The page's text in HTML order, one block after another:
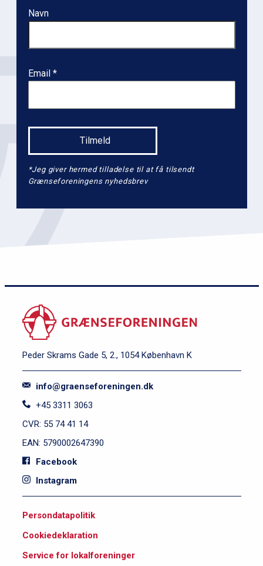
Navn
Email
*Jeg giver hermed tilladelse til at få tilsendt
Grænseforeningens nyhedsbrev
Peder Skrams Gade 5, 2., 1054 København K
info@graenseforeningen.dk
+45 3311 3063
CVR: 55 74 41 14
EAN: 5790002647390
Facebook
Instagram
i
d
e
Persondatapolitik
Cookiedeklaration
Service for lokalforeninger